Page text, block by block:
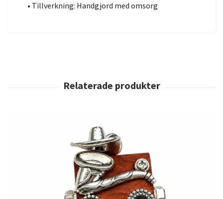
• Tillverkning: Handgjord med omsorg